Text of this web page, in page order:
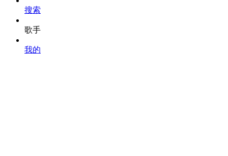
搜索
歌手
我的